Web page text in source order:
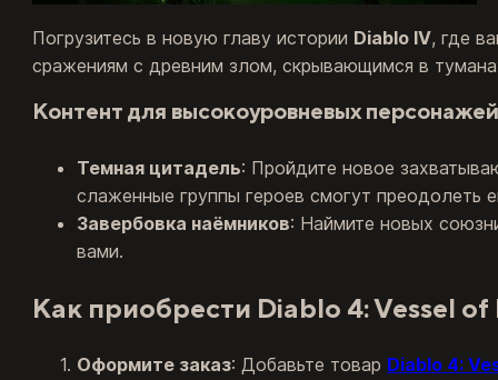
Погрузитесь в новую главу истории Diablo IV, где
сражениям с древним злом, скрывающимся в
Контент для высокоуровневых
Темная цитадель: Пройдите новое
слаженные группы героев смогут преодолеть
Завербовка наёмников: Наймите новых
вами.
Как приобрести Diablo 4: Vessel
Оформите заказ: Добавьте товар Diablo 4: